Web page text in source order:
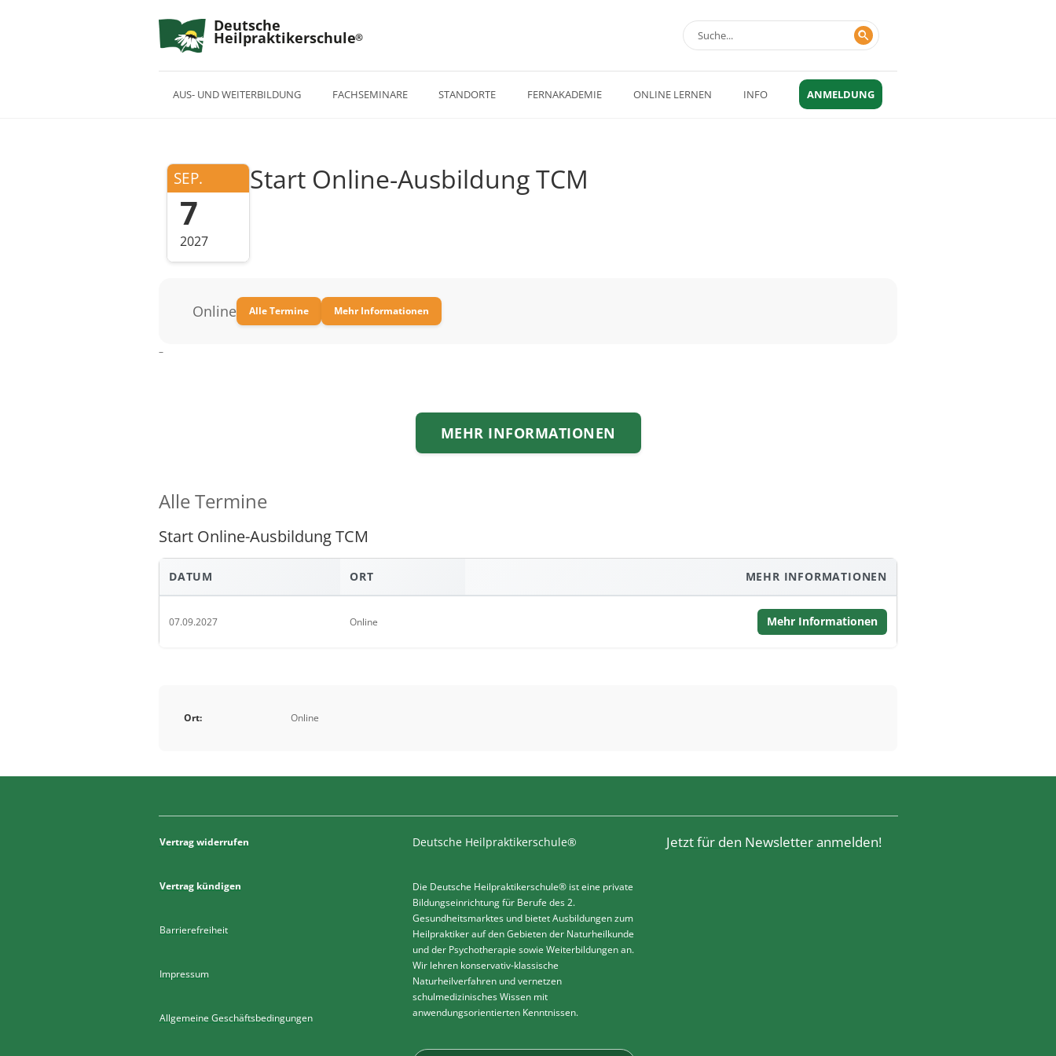
Deutsche
Heilpraktikerschule
AUS- UND WEITERBILDUNG FACHSEMINARE STANDORTE FERNAKADEMIE ONLINE LERNEN INFO ANMELDUNG
SEP.
7
2027
Start Online-Ausbildung TCM
Online Alle Termine Mehr Informationen
–
MEHR INFORMATIONEN
Alle Termine
Start Online-Ausbildung TCM
DATUM ORT MEHR INFORMATIONEN
07.09.2027 Online Mehr Informationen
Ort: Online
Vertrag widerrufen
Vertrag kündigen
Barrierefreiheit
Impressum
Allgemeine Geschäftsbedingungen
Deutsche Heilpraktikerschule®
Die Deutsche Heilpraktikerschule® ist eine private
Bildungseinrichtung für Berufe des 2.
Gesundheitsmarktes und bietet Ausbildungen zum
Heilpraktiker auf den Gebieten der Naturheilkunde
und der Psychotherapie sowie Weiterbildungen an.
Wir lehren konservativ-klassische
Naturheilverfahren und vernetzen
schulmedizinisches Wissen mit
anwendungsorientierten Kenntnissen.
Jetzt für den Newsletter anmelden!